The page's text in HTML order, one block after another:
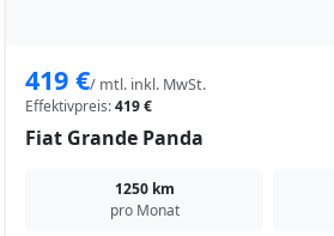
419 €/ mtl. inkl. MwSt.
Effektivpreis:419 €
Fiat Grande Panda
1250 km
pro Monat